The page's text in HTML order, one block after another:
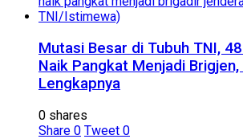
Mutasi Besar di Tubuh TNI,
Naik Pangkat Menjadi
Lengkapnya
0 shares
Share 0 Tweet 0